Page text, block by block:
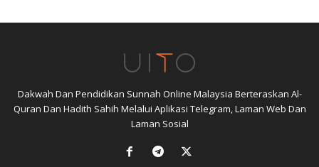
Dakwah Dan Pendidikan Sunnah Online Malaysia Berteraskan Al-
Quran Dan Hadith Sahih Melalui Aplikasi Telegram, Laman Web Dan
Laman Sosial